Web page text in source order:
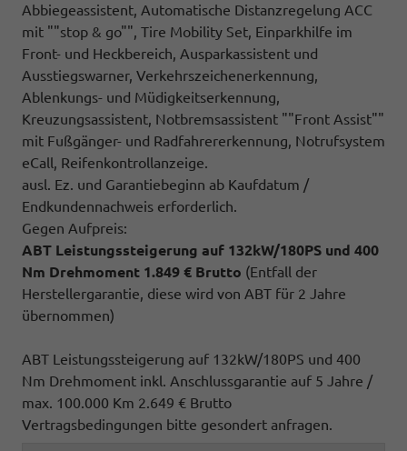
Abbiegeassistent, Automatische Distanzregelung ACC
mit ""stop & go"", Tire Mobility Set, Einparkhilfe im
Front- und Heckbereich, Ausparkassistent und
Ausstiegswarner, Verkehrszeichenerkennung,
Ablenkungs- und Müdigkeitserkennung,
Kreuzungsassistent, Notbremsassistent ""Front Assist""
mit Fußgänger- und Radfahrererkennung, Notrufsystem
eCall, Reifenkontrollanzeige.
ausl. Ez. und Garantiebeginn ab Kaufdatum /
Endkundennachweis erforderlich.
Gegen Aufpreis:
ABT Leistungssteigerung auf 132kW/180PS und 400
Nm Drehmoment 1.849 € Brutto (Entfall der
Herstellergarantie, diese wird von ABT für 2 Jahre
übernommen)
ABT Leistungssteigerung auf 132kW/180PS und 400
Nm Drehmoment inkl. Anschlussgarantie auf 5 Jahre /
max. 100.000 Km 2.649 € Brutto
Vertragsbedingungen bitte gesondert anfragen.